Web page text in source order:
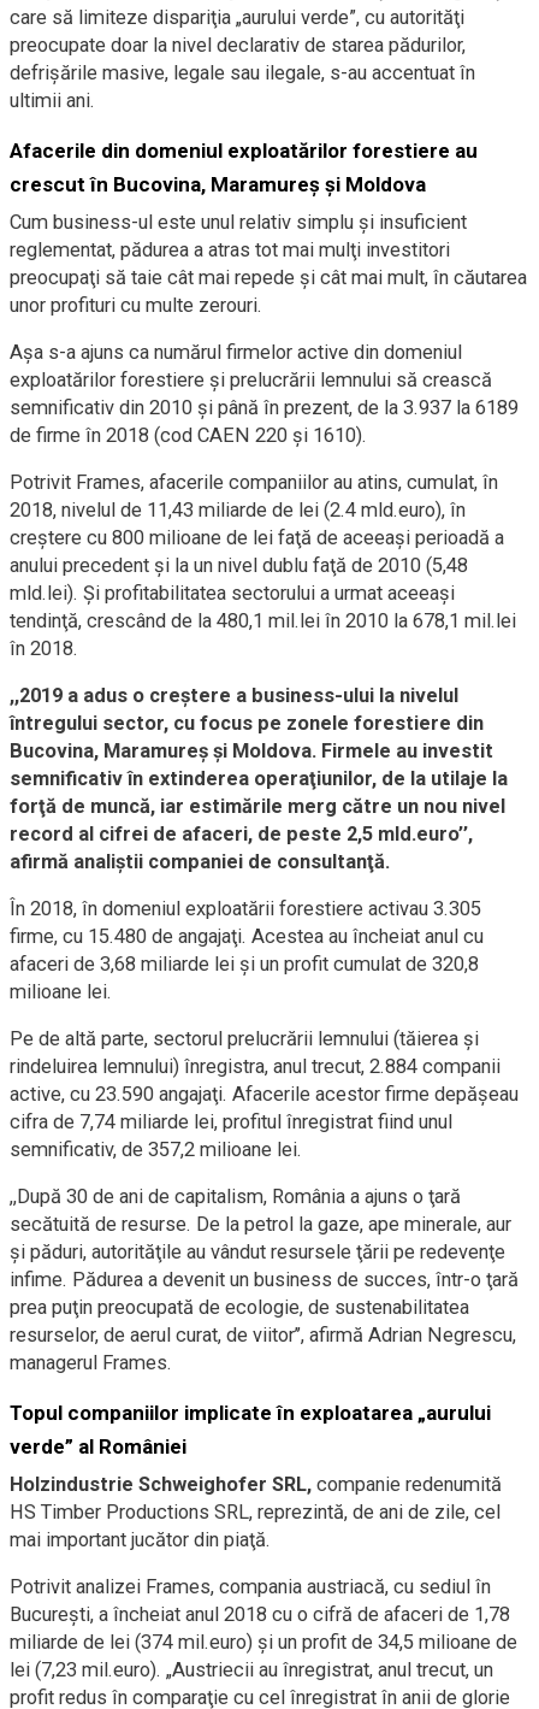
care să limiteze dispariţia „aurului verde”, cu autorităţi
preocupate doar la nivel declarativ de starea pădurilor,
defrişările masive, legale sau ilegale, s-au accentuat în
ultimii ani.
Afacerile din domeniul exploatărilor forestiere au
crescut în Bucovina, Maramureș și Moldova
Cum business-ul este unul relativ simplu şi insuficient
reglementat, pădurea a atras tot mai mulţi investitori
preocupaţi să taie cât mai repede şi cât mai mult, în căutarea
unor profituri cu multe zerouri.
Aşa s-a ajuns ca numărul firmelor active din domeniul
exploatărilor forestiere şi prelucrării lemnului să crească
semnificativ din 2010 şi până în prezent, de la 3.937 la 6189
de firme în 2018 (cod CAEN 220 şi 1610).
Potrivit Frames, afacerile companiilor au atins, cumulat, în
2018, nivelul de 11,43 miliarde de lei (2.4 mld.euro), în
creştere cu 800 milioane de lei faţă de aceeaşi perioadă a
anului precedent şi la un nivel dublu faţă de 2010 (5,48
mld.lei). Şi profitabilitatea sectorului a urmat aceeaşi
tendinţă, crescând de la 480,1 mil.lei în 2010 la 678,1 mil.lei
în 2018.
,,2019 a adus o creştere a business-ului la nivelul
întregului sector, cu focus pe zonele forestiere din
Bucovina, Maramureş şi Moldova. Firmele au investit
semnificativ în extinderea operaţiunilor, de la utilaje la
forţă de muncă, iar estimările merg către un nou nivel
record al cifrei de afaceri, de peste 2,5 mld.euro’’,
afirmă analiştii companiei de consultanţă.
În 2018, în domeniul exploatării forestiere activau 3.305
firme, cu 15.480 de angajaţi. Acestea au încheiat anul cu
afaceri de 3,68 miliarde lei şi un profit cumulat de 320,8
milioane lei.
Pe de altă parte, sectorul prelucrării lemnului (tăierea şi
rindeluirea lemnului) înregistra, anul trecut, 2.884 companii
active, cu 23.590 angajaţi. Afacerile acestor firme depăşeau
cifra de 7,74 miliarde lei, profitul înregistrat fiind unul
semnificativ, de 357,2 milioane lei.
,,După 30 de ani de capitalism, România a ajuns o ţară
secătuită de resurse. De la petrol la gaze, ape minerale, aur
şi păduri, autorităţile au vândut resursele ţării pe redevenţe
infime. Pădurea a devenit un business de succes, într-o ţară
prea puţin preocupată de ecologie, de sustenabilitatea
resurselor, de aerul curat, de viitor’’, afirmă Adrian Negrescu,
managerul Frames.
Topul companiilor implicate în exploatarea „aurului
verde” al României
Holzindustrie Schweighofer SRL, companie redenumită
HS Timber Productions SRL, reprezintă, de ani de zile, cel
mai important jucător din piaţă.
Potrivit analizei Frames, compania austriacă, cu sediul în
Bucureşti, a încheiat anul 2018 cu o cifră de afaceri de 1,78
miliarde de lei (374 mil.euro) şi un profit de 34,5 milioane de
lei (7,23 mil.euro). „Austriecii au înregistrat, anul trecut, un
profit redus în comparaţie cu cel înregistrat în anii de glorie